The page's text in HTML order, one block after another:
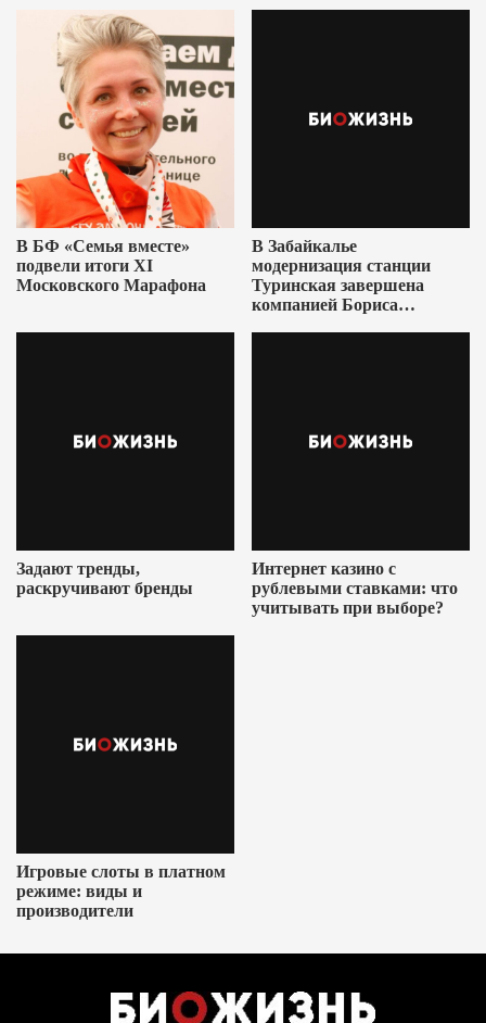
В БФ «Семья вместе»
подвели итоги XI
Московского Марафона
В Забайкалье
модернизация станции
Туринская завершена
компанией Бориса
Задают тренды,
раскручивают бренды
Интернет казино с
рублевыми ставками: что
учитывать при выборе?
Игровые слоты в платном
режиме: виды и
производители